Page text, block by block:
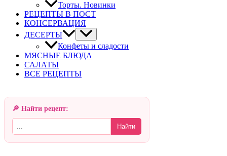
Торты. Новинки
РЕЦЕПТЫ В ПОСТ
КОНСЕРВАЦИЯ
ДЕСЕРТЫ
Конфеты и сладости
МЯСНЫЕ БЛЮДА
САЛАТЫ
ВСЕ РЕЦЕПТЫ
🔎 Найти рецепт:
Найти